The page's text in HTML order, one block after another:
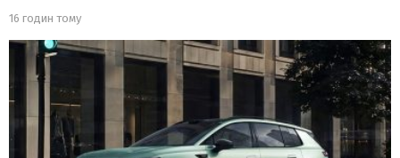
16 годин тому